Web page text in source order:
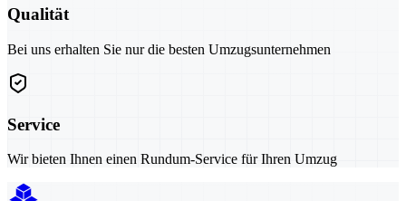
Qualität
Bei uns erhalten Sie nur die besten Umzugsunternehmen
Service
Wir bieten Ihnen einen Rundum-Service für Ihren Umzug